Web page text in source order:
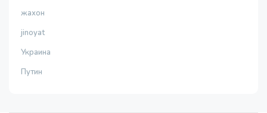
жахон
jinoyat
Украина
Путин